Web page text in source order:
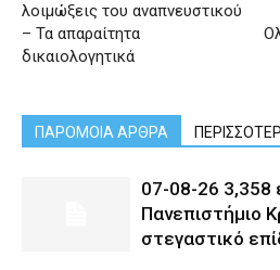
λοιμώξεις του αναπνευστικού
– Τα απαραίτητα
δικαιολογητικά
ΠΑΡΟΜΟΙΑ ΑΡΘΡΑ
07-08-26 3,358
Πανεπιστήμιο
στεγαστικό